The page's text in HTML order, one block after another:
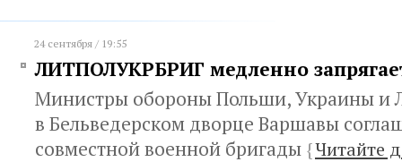
24 сентября / 19:55
ЛИТПОЛУКРБРИГ медленно
Министры обороны Польши, Украины и
в Бельведерском дворце Варшавы
совместной военной бригады {Читайте